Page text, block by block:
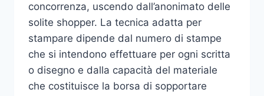
concorrenza, uscendo dall’anonimato delle
solite shopper. La tecnica adatta per
stampare dipende dal numero di stampe
che si intendono effettuare per ogni scritta
o disegno e dalla capacità del materiale
che costituisce la borsa di sopportare